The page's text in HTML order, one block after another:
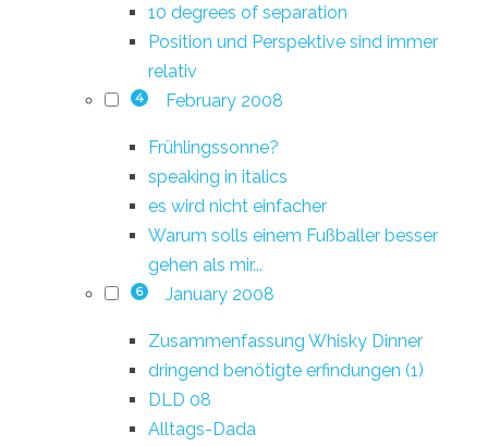
10 degrees of separation
Position und Perspektive sind immer
relativ
4 February 2008
Frühlingssonne?
speaking in italics
es wird nicht einfacher
Warum solls einem Fußballer besser
gehen als mir...
6 January 2008
Zusammenfassung Whisky Dinner
dringend benötigte erfindungen (1)
DLD 08
Alltags-Dada